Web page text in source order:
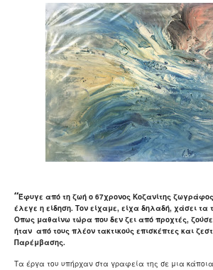
“Έφυγε από τη ζωή ο 67χρονος Κοζανίτης
έλεγε η είδηση. Τον είχαμε, είχα δηλαδή, χάσει τα
Οπως μαθαίνω τώρα που δεν ζει από προχτές,
ήταν από τους πλέον τακτικούς επισκέπτες και
Παρέμβασης.
Τα έργα του υπήρχαν στα γραφεία της σε μια κάποια